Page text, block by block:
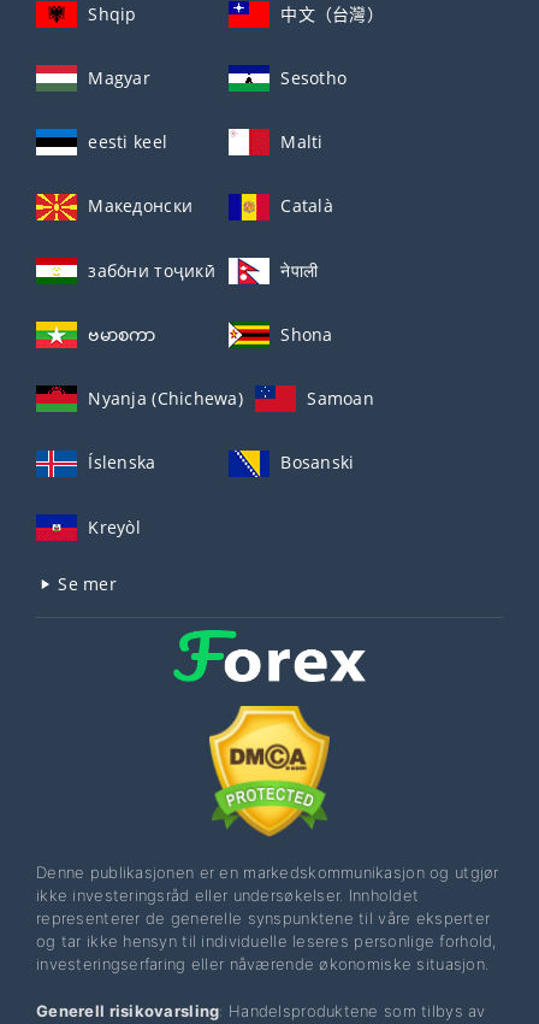
Shqip 中文（台灣）
Magyar Sesotho
eesti keel Malti
Македонски Català
забо́ни тоҷикӣ́ नेपाली
ဗမာစကာ Shona
Nyanja (Chichewa) Samoan
Íslenska Bosanski
Kreyòl
Se mer
Denne publikasjonen er en markedskommunikasjon og utgjør
ikke investeringsråd eller undersøkelser. Innholdet
representerer de generelle synspunktene til våre eksperter
og tar ikke hensyn til individuelle leseres personlige forhold,
investeringserfaring eller nåværende økonomiske situasjon.
Generell risikovarsling: Handelsproduktene som tilbys av